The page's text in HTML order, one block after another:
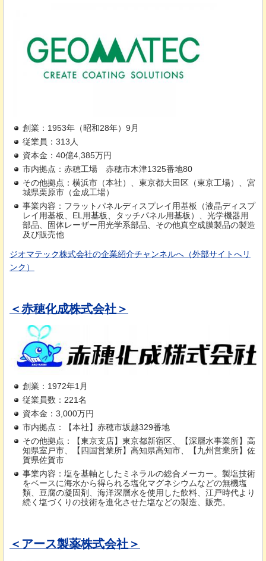
創業：1953年（昭和28年）9月
従業員：313人
資本金：40億4,385万円
市内拠点：赤穂工場
赤穂市木津1325番地80
その他拠点：横浜市（本社）、東京都大田区（東京工場）、宮
城県栗原市（金成工場）
事業内容：フラットパネルディスプレイ​用基板（液晶ディスプ
レイ用基板、EL用基板、タッチパネル用基板）、光学機器用
部品、固体レーザー用光学系部品、その他真空成膜製品の製造
及び販売他
ジオマテック株式会社の企業紹介チャンネルへ（外部サイトへリ
ンク）
＜赤穂化成株式会社＞
創業：1972年1月
従業員数：221名
資本金：3,000万円
市内拠点：【本社】赤穂市坂越329番地
その他拠点：【東京支店】東京都新宿区、【深層水事業所】高
知県室戸市、【四国営業所】高知県高知市、【九州営業所】佐
賀県佐賀市
事業内容：塩を基軸としたミネラルの総合メーカー。製塩技術
をベースに海水から得られる塩化マグネシウムなどの無機塩
類、豆腐の凝固剤、海洋深層水を使用した飲料、江戸時代より
続く塩づくりの技術を進化させた塩などの製造、販売。
＜アース製薬株式会社＞